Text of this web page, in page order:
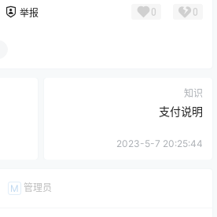
举报 0 0
知识
支付说明
2023-5-7 20:25:44
M 管理员